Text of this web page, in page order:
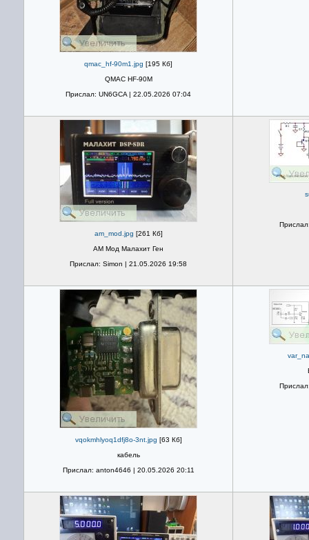
qmac_hf-90m1.jpg [195 Кб]
QMAC HF-90M
Прислал: UN6GCA | 22.05.2026 07:04
am_mod.jpg [261 Кб]
АМ Мод Малахит Ген
Прислал: Simon | 21.05.2026 19:58
vqokmhlyoq1dfj8o-3nt.jpg [63 Кб]
кабель
Прислал: anton4646 | 20.05.2026 20:11